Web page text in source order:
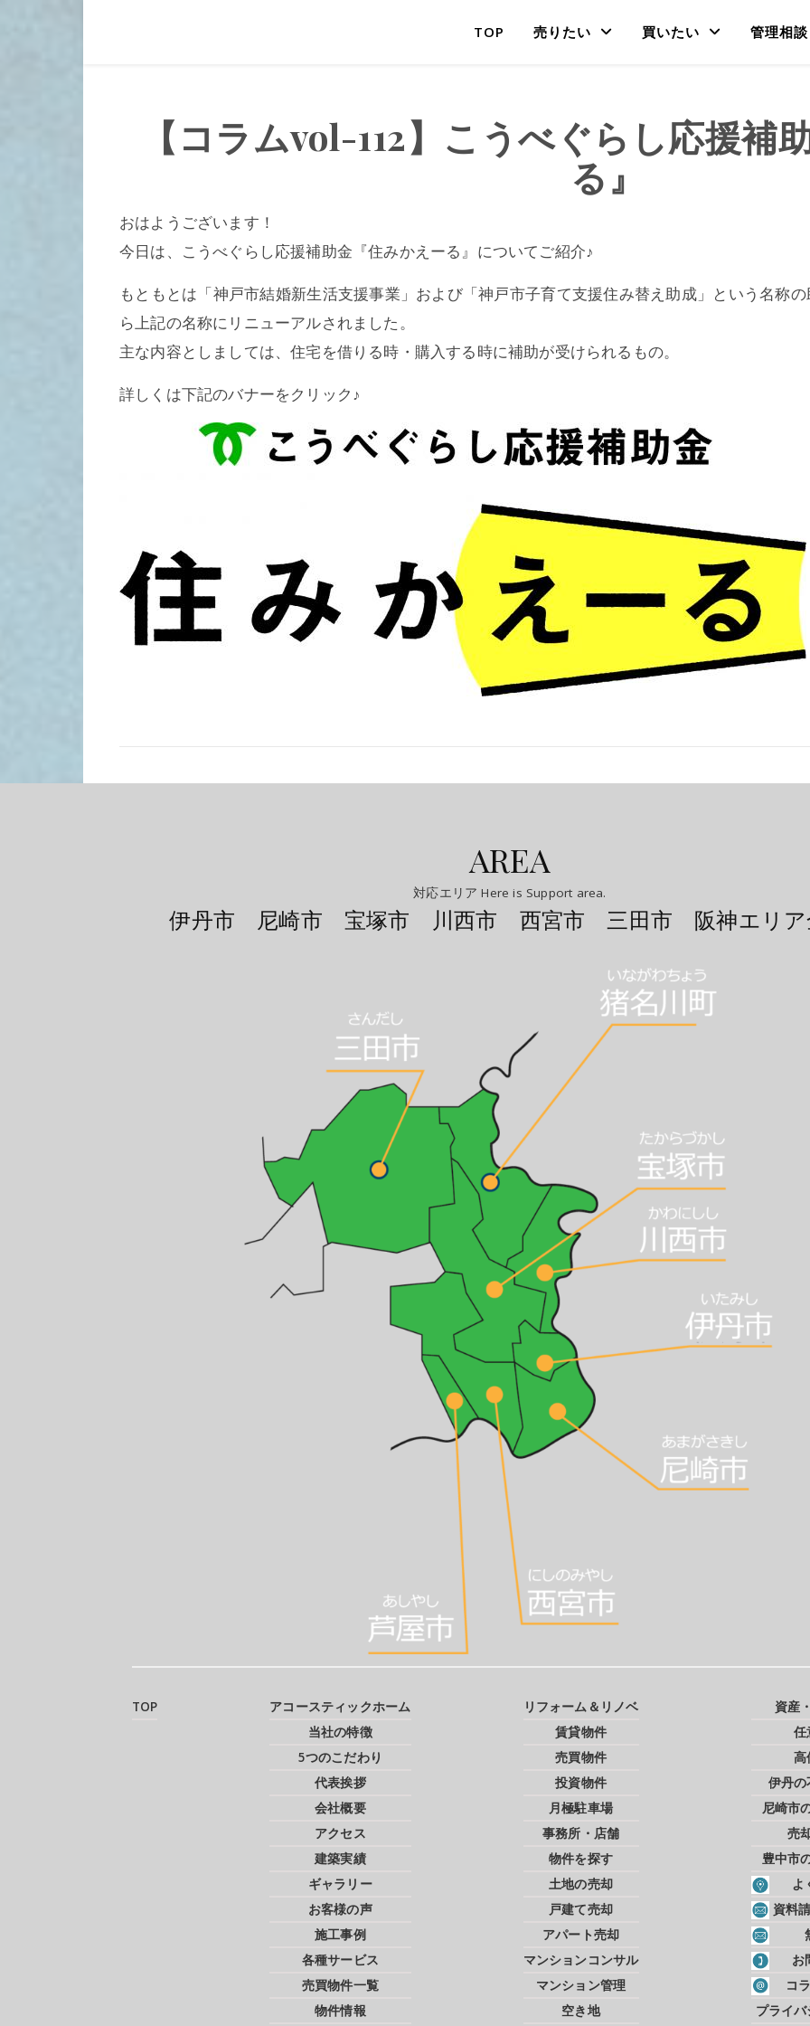
TOP 売りたい 買いたい 管理相談
【コラムvol-112】こうべぐらし応援補
る』
おはようございます！
今日は、こうべぐらし応援補助金『住みかえーる』についてご紹介♪
もともとは「神戸市結婚新生活支援事業」および「神戸市子育て支援住み替え助成」という名称
ら上記の名称にリニューアルされました。
主な内容としましては、住宅を借りる時・購入する時に補助が受けられるもの。
詳しくは下記のバナーをクリック♪
AREA
対応エリア Here is Support area.
伊丹市 尼崎市 宝塚市 川西市 西宮市 三田市 阪神エリア
TOP
アコースティックホーム
当社の特徴
5つのこだわり
代表挨拶
会社概要
アクセス
建築実績
ギャラリー
お客様の声
施工事例
各種サービス
売買物件一覧
物件情報
リフォーム＆リノベ
賃貸物件
売買物件
投資物件
月極駐車場
事務所・店舗
物件を探す
土地の売却
戸建て売却
アパート売却
マンションコンサル
マンション管理
空き地
資産
任
高
伊丹
尼崎市
売
豊中市
よ
資料
お
コ
プライ